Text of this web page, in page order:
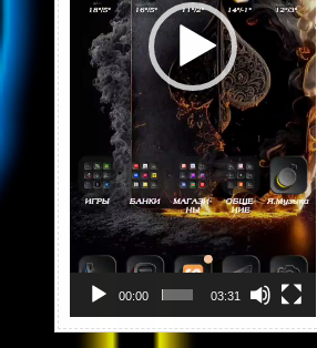
00:00 03:31